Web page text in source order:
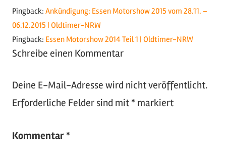
Motorsport
Oldtimer,
Tuning
US-
Pingback: Ankündigung: Essen Motorshow 2015 vom 28.11. –
06.12.2015 | Oldtimer-NRW
Pingback: Essen Motorshow 2014 Teil 1 | Oldtimer-NRW
Schreibe einen Kommentar
Deine E-Mail-Adresse wird nicht veröffentlicht.
Erforderliche Felder sind mit * markiert
Kommentar *